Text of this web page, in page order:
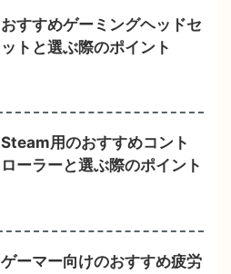
おすすめゲーミングヘッドセ
ットと選ぶ際のポイント
Steam用のおすすめコント
ローラーと選ぶ際のポイント
ゲーマー向けのおすすめ疲労